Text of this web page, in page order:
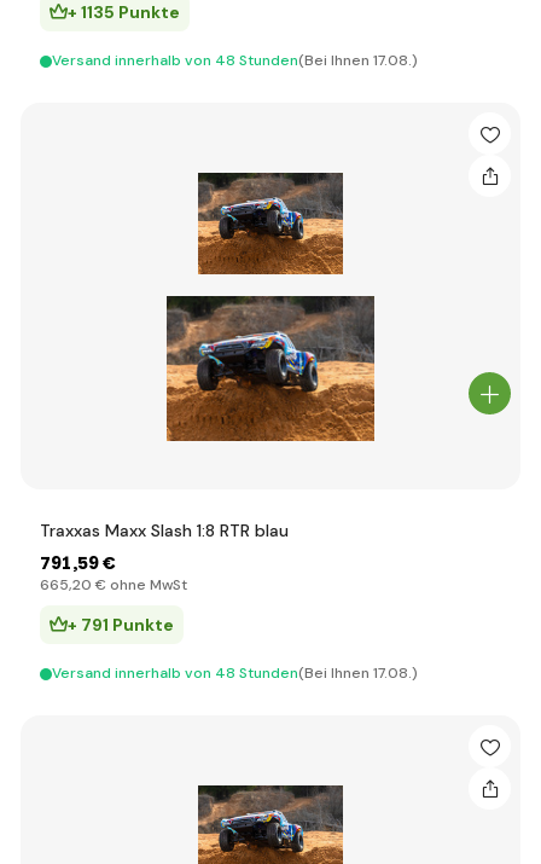
+ 1135 Punkte
Versand innerhalb von 48 Stunden(Bei Ihnen 17.08.)
Traxxas Maxx Slash 1:8 RTR blau
791,59 €
665,20 € ohne MwSt
+ 791 Punkte
Versand innerhalb von 48 Stunden(Bei Ihnen 17.08.)